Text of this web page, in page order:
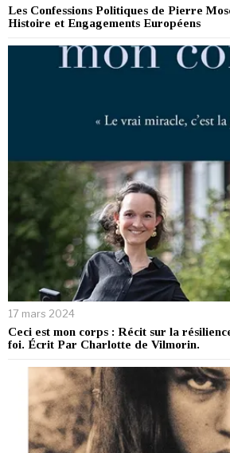
Les Confessions Politiques de Pierre
Histoire et Engagements Européens
17 mars 2024
Ceci est mon corps : Récit sur la
foi. Écrit Par Charlotte de Vilmorin.